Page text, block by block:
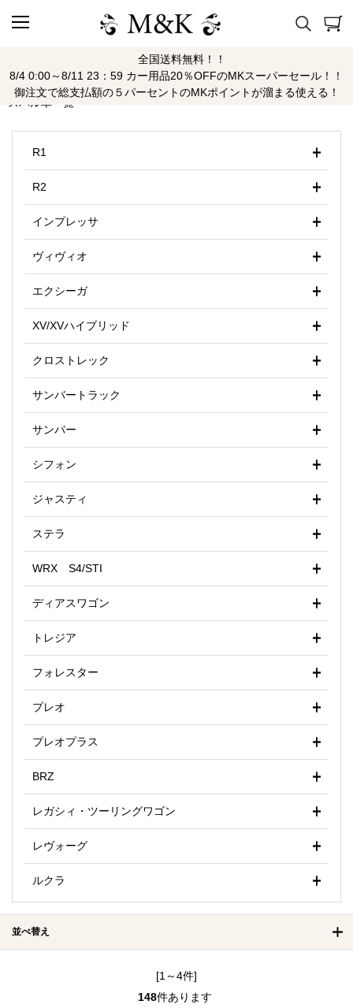
全国送料無料！！
8/4 0:00～8/11 23：59 カー用品20％OFFのMKスーパーセール！！
御注文で総支払額の５パーセントのMKポイントが溜まる使える！
スバル
スバル車一覧
R1
R2
インプレッサ
ヴィヴィオ
エクシーガ
XV/XVハイブリッド
クロストレック
サンバートラック
サンバー
シフォン
ジャスティ
ステラ
WRX S4/STI
ディアスワゴン
トレジア
フォレスター
プレオ
プレオプラス
BRZ
レガシィ・ツーリングワゴン
レヴォーグ
ルクラ
並べ替え
[1～4件]
148件あります